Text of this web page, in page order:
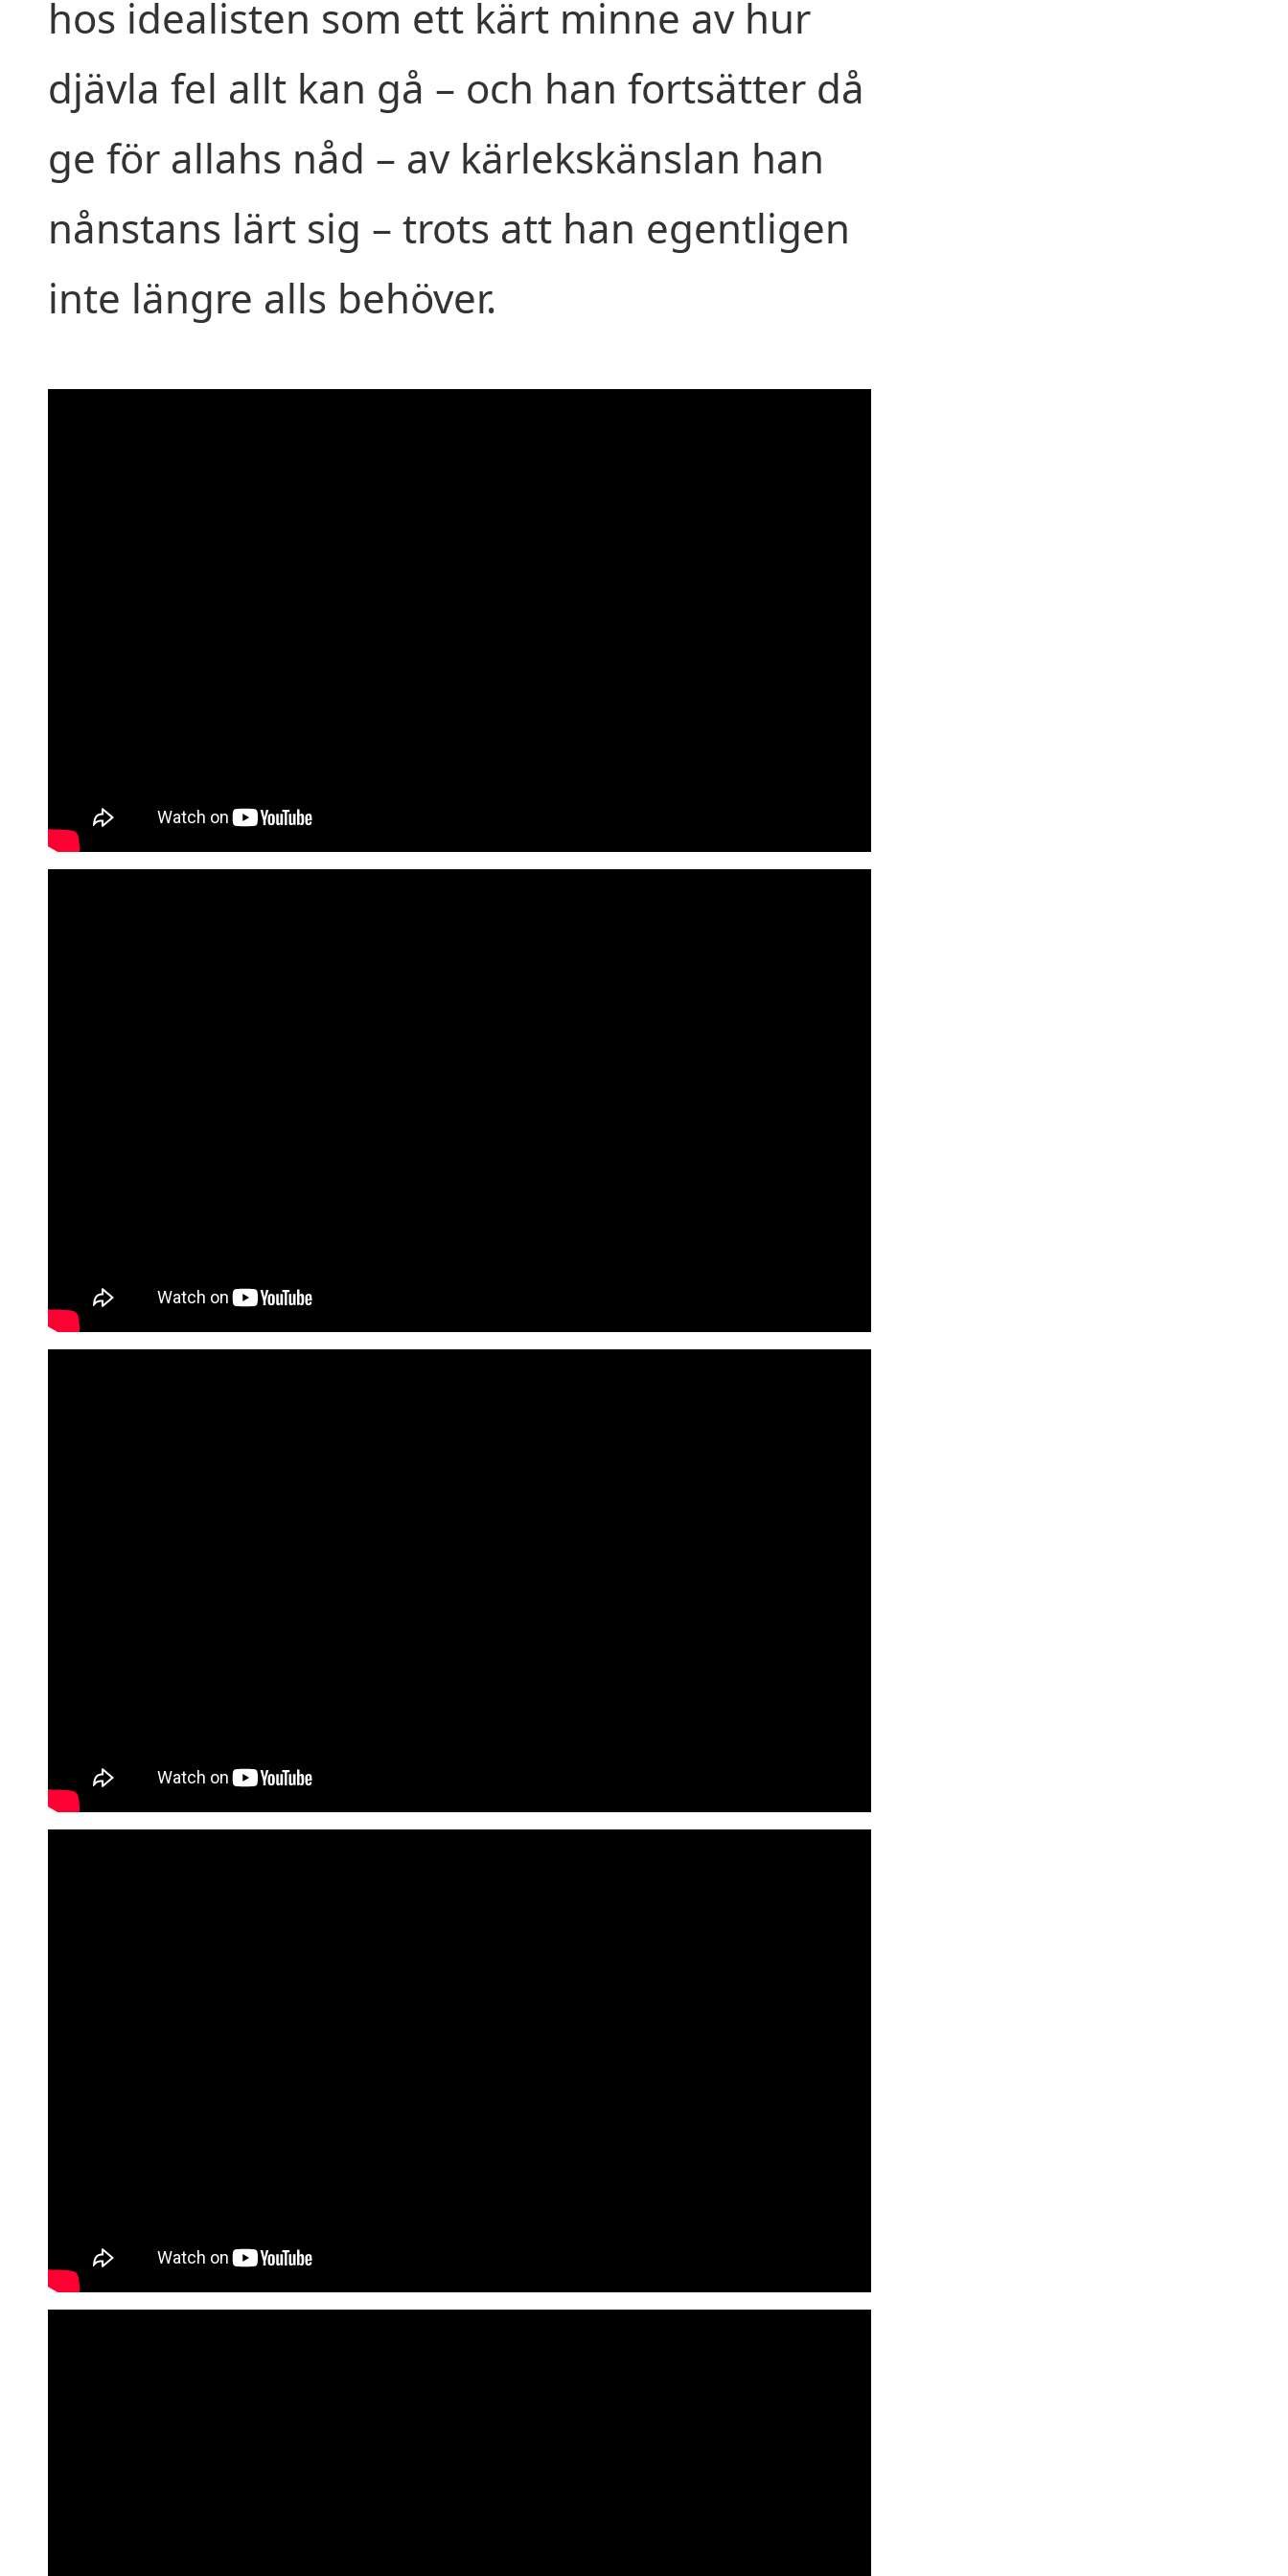
hos idealisten som ett kärt minne av hur
djävla fel allt kan gå – och han fortsätter då
ge för allahs nåd – av kärlekskänslan han
nånstans lärt sig – trots att han egentligen
inte längre alls behöver.